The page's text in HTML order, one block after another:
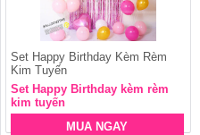
Set Happy Birthday Kèm Rèm
Kim Tuyến
Set Happy Birthday kèm rèm
kim tuyến
MUA NGAY